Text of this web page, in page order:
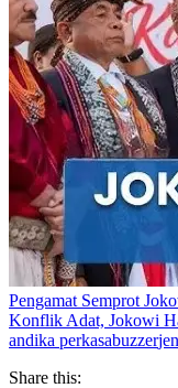
Pengamat Semprot
Konflik Adat, Jokowi
andika perkasabuzzer
Share this: